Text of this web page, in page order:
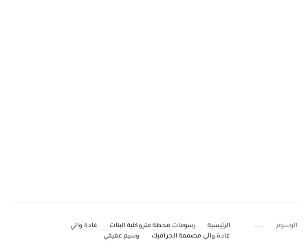
الوسوم الرئيسية رسومات محطة مترو كلية البنات
غادة والي
غادة والي مصممة الجرافيك
وسيم عفيفي